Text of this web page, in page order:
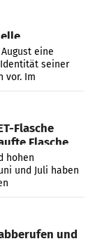
eine
seiner
vor. Im
zentrale
Flasche
Flasche
hohen
und Juli haben
zu deutlichen
und